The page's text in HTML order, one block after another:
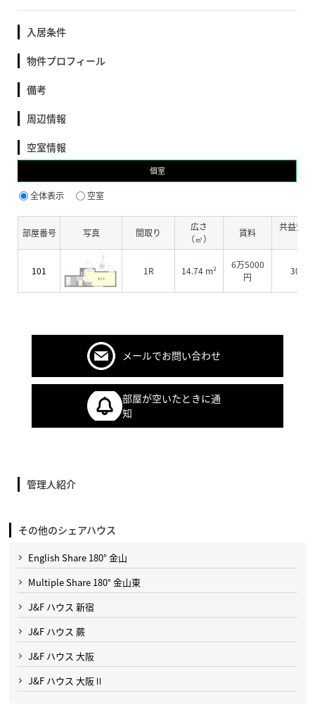
入居条件
物件プロフィール
備考
周辺情報
空室情報
個室
全体表示 空室
部屋番号 写真 間取り
広さ
（㎡）
賃料
共益費
101 1R 14.74 m²
6万5000
円
3000
メールでお問い合わせ
部屋が空いたときに通
知
管理人紹介
その他のシェアハウス
English Share 180° 金山
Multiple Share 180° 金山東
J&F ハウス 新宿
J&F ハウス 蕨
J&F ハウス 大阪
J&F ハウス 大阪Ⅱ